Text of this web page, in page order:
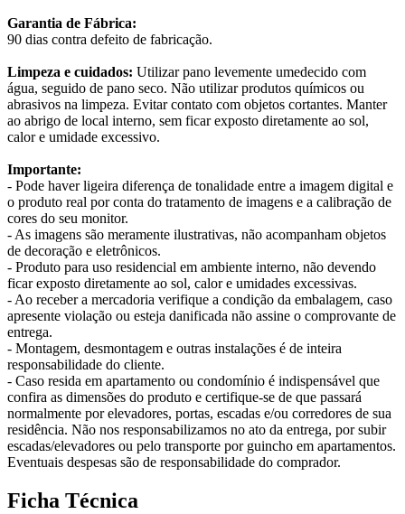
Garantia de Fábrica:
90 dias contra defeito de fabricação.
Limpeza e cuidados: Utilizar pano levemente umedecido com
água, seguido de pano seco. Não utilizar produtos químicos ou
abrasivos na limpeza. Evitar contato com objetos cortantes. Manter
ao abrigo de local interno, sem ficar exposto diretamente ao sol,
calor e umidade excessivo.
Importante:
- Pode haver ligeira diferença de tonalidade entre a imagem digital e
o produto real por conta do tratamento de imagens e a calibração de
cores do seu monitor.
- As imagens são meramente ilustrativas, não acompanham objetos
de decoração e eletrônicos.
- Produto para uso residencial em ambiente interno, não devendo
ficar exposto diretamente ao sol, calor e umidades excessivas.
- Ao receber a mercadoria verifique a condição da embalagem, caso
apresente violação ou esteja danificada não assine o comprovante de
entrega.
- Montagem, desmontagem e outras instalações é de inteira
responsabilidade do cliente.
- Caso resida em apartamento ou condomínio é indispensável que
confira as dimensões do produto e certifique-se de que passará
normalmente por elevadores, portas, escadas e/ou corredores de sua
residência. Não nos responsabilizamos no ato da entrega, por subir
escadas/elevadores ou pelo transporte por guincho em apartamentos.
Eventuais despesas são de responsabilidade do comprador.
Ficha Técnica